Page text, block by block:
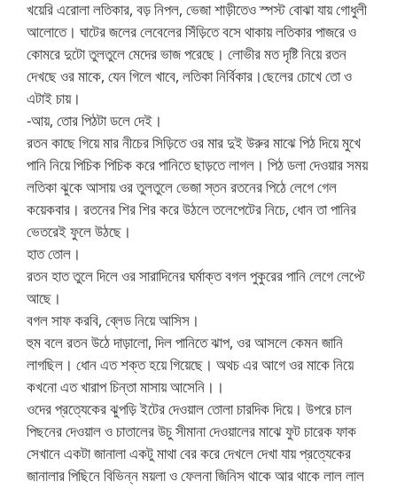
খয়েরি এরোলা লতিকার, বড় নিপল, ভেজা শাড়ীতেও স্পস্ট বোঝা যায় গোধুলী
আলোতে। ঘাটের জলের লেবেলের সিঁড়িতে বসে থাকায় লতিকার পাজরে ও
কোমরে দুটো তুলতুলে মেদের ভাজ পরেছে। লোভীর মত দৃষ্টি নিয়ে রতন
দেখছে ওর মাকে, যেন গিলে খাবে, লতিকা নির্বিকার।ছেলের চোখে তো ও
এটাই চায়।
-আয়, তোর পিঠটা ডলে দেই।
রতন কাছে গিয়ে মার নীচের সিড়িতে ওর মার দুই উরুর মাঝে পিঠ দিয়ে মুখে
পানি নিয়ে পিচিক পিচিক করে পানিতে ছাড়তে লাগল। পিঠ ডলা দেওয়ার সময়
লতিকা ঝুকে আসায় ওর তুলতুলে ভেজা স্তন রতনের পিঠে লেগে গেল
কয়েকবার। রতনের শির শির করে উঠলে তলেপেটের নিচে, ধোন তা পানির
ভেতরেই ফুলে উঠছে।
হাত তোল।
রতন হাত তুলে দিলে ওর সারাদিনের ঘর্মাক্ত বগল পুকুরের পানি লেগে লেপ্টে
আছে।
বগল সাফ করবি, ব্লেড নিয়ে আসিস।
হুম বলে রতন উঠে দাড়ালো, দিল পানিতে ঝাপ, ওর আসলে কেমন জানি
লাগছিল। ধোন এত শক্ত হয়ে গিয়েছে। অথচ এর আগে ওর মাকে নিয়ে
কখনো এত খারাপ চিন্তা মাসায় আসেনি।।
ওদের প্রত্যেকের ঝুপড়ি ইটের দেওয়াল তোলা চারদিক দিয়ে। উপরে চাল
পিছনের দেওয়াল ও চাতালের উচু সীমানা দেওয়ালের মাঝে ফুট চারেক ফাক
সেখানে একটা জানালা একটু মাথা বের করে দেখলে দেখা যায় প্রত্যেকের
জানালার পিছিনে বিভিন্ন ময়লা ও ফেলনা জিনিস থাকে আর থাকে লাল লাল